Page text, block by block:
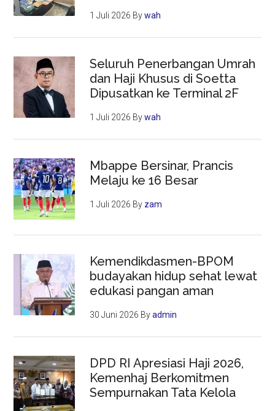
1 Juli 2026 Bywah
Seluruh Penerbangan Umrah
dan Haji Khusus di Soetta
Dipusatkan ke Terminal 2F
1 Juli 2026 Bywah
Mbappe Bersinar, Prancis
Melaju ke 16 Besar
1 Juli 2026 By zam
Kemendikdasmen-BPOM
budayakan hidup sehat lewat
edukasi pangan aman
30 Juni 2026 Byadmin
DPD RI Apresiasi Haji 2026,
Kemenhaj Berkomitmen
Sempurnakan Tata Kelola